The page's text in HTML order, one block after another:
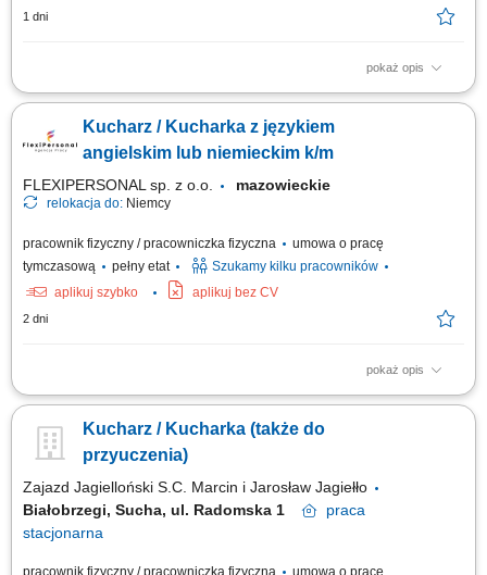
1 dni
pokaż opis
Twoje główne zadania: przygotowywanie potraw zgodnie z recepturą i
zespołem Restauracji; utrzymywanie optymalnego poziomu produkcji dań
i współpraca przy zamawianiu produktów; dbanie o prawidłowe
Kucharz / Kucharka z językiem
angielskim lub niemieckim k/m
FLEXIPERSONAL sp. z o.o. mazowieckie
relokacja do: Niemcy
pracownik fizyczny / pracowniczka fizyczna
umowa o pracę
tymczasową
pełny etat
Szukamy kilku pracowników
aplikuj szybko
aplikuj bez CV
2 dni
pokaż opis
Opis stanowiska Kompleksowe przyrządzanie oraz estetyczne
walorów smakowych oraz prezentacji wydawanych dań. Bieżące
zarządzanie stanem magazynowym oraz optymalizacja wykorzystania
Kucharz / Kucharka (także do
przyuczenia)
Zajazd Jagielloński S.C. Marcin i Jarosław Jagiełło
Białobrzegi, Sucha, ul. Radomska 1
praca
stacjonarna
pracownik fizyczny / pracowniczka fizyczna umowa o pracę